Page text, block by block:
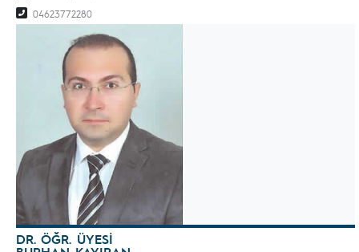
04623772280
DR. ÖĞR. ÜYESİ